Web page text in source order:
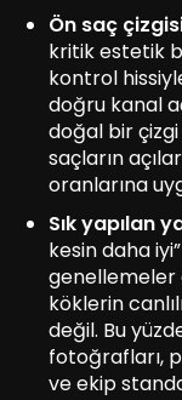
Ön saç
kritik estetik
kontrol
doğru kanal
doğal bir
saçların
oranlarına
Sık yapılan
kesin daha
genellemeler
köklerin
değil. Bu
fotoğrafları,
ve ekip